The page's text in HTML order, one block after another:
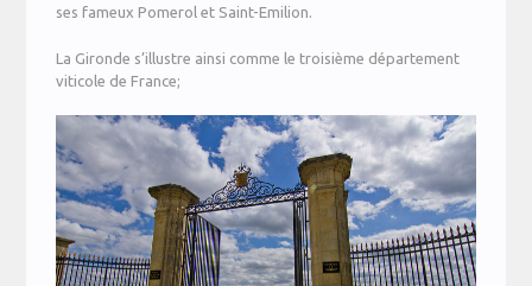
ses fameux Pomerol et Saint-Emilion.
La Gironde s’illustre ainsi comme le troisième département
viticole de France;